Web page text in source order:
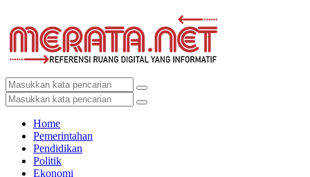
Home
Pemerintahan
Pendidikan
Politik
Ekonomi